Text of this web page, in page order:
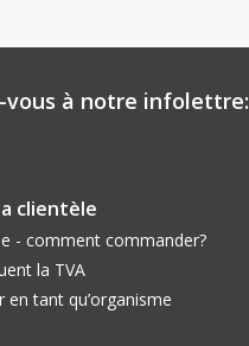
vous à notre infolettre:
clientèle
- comment commander?
la TVA
en tant qu’organisme